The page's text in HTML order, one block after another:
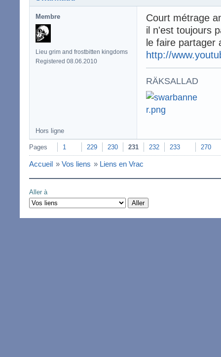
Membre
Lieu grim and frostbitten kingdoms
Registered 08.06.2010
Court métrage
il n'est toujours
le faire partager
http://
RÄKSALLAD
Hors ligne
Pages 1 229 230 231 232 233 270
Accueil » Vos liens » Liens en Vrac
Aller à